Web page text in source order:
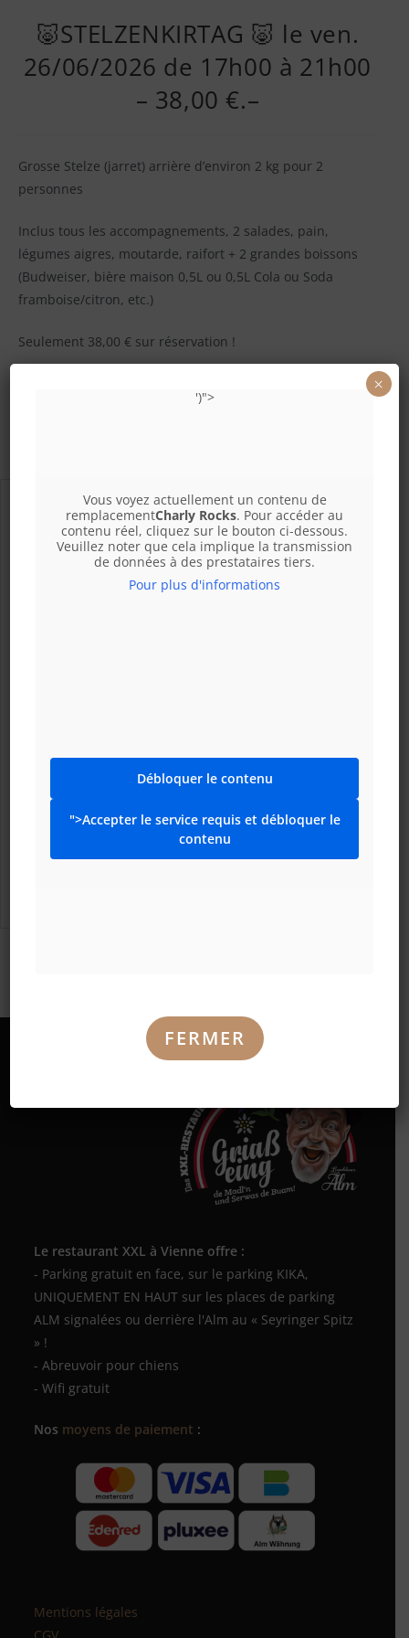
🐷STELZENKIRTAG 🐷 le ven.
26/06/2026 de 17h00 à 21h00
– 38,00 €.–
Grosse Stelze (jarret) arrière d’environ 2 kg pour 2
personnes
Inclus tous les accompagnements, 2 salades, pain,
légumes aigres, moutarde, raifort + 2 grandes boissons
(Budweiser, bière maison 0,5L ou 0,5L Cola ou Soda
framboise/citron, etc.)
Seulement 38,00 € sur réservation !
Le restaurant XXL à Vienne offre :
- Parking gratuit en face, sur le parking KIKA,
UNIQUEMENT EN HAUT sur les places de parking
ALM signalées ou derrière l'Alm au « Seyringer Spitz
» !
- Abreuvoir pour chiens
- Wifi gratuit
Nos moyens de paiement :
Mentions légales
')">
Vous voyez actuellement un contenu de
remplacementCharly Rocks. Pour accéder au
contenu réel, cliquez sur le bouton ci-dessous.
Veuillez noter que cela implique la transmission
de données à des prestataires tiers.
Pour plus d'informations
Débloquer le contenu
">Accepter le service requis et débloquer le
contenu
FERMER
×